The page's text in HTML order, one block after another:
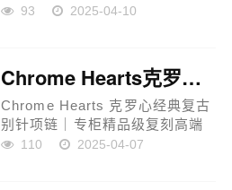
22K镀金工艺，表面光泽感十足，
工艺：采用多层真空手镶工艺，
确保每...
93 2025-04-10
Chrome Hearts克罗心经典复古别针项链
Chrome Hearts 克罗心经典复古
别针项链｜专柜精品级复刻高端
还原｜泰银质感｜朋克哥特风格
110 2025-04-07